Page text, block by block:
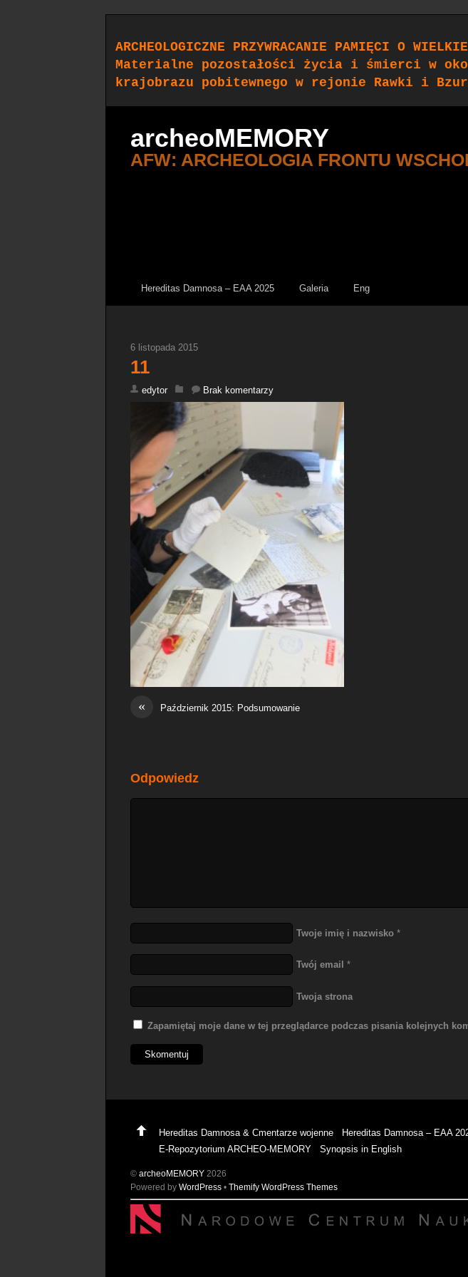
ARCHEOLOGICZNE PRZYWRACANIE PAMIĘCI O
Materialne pozostałości życia i śmierci w
krajobrazu pobitewnego w rejonie Rawki i
archeoMEMORY
AFW: ARCHEOLOGIA FRONTU
Hereditas Damnosa – EAA 2025 Galeria Eng
6 listopada 2015
11
edytor Brak komentarzy
« Październik 2015: Podsumowanie
Odpowiedz
Twoje imię i nazwisko *
Twój email *
Twoja strona
Zapamiętaj moje dane w tej przeglądarce podczas pisania kolejnych
Hereditas Damnosa & Cmentarze wojenne Hereditas Damnosa – EAA
E-Repozytorium ARCHEO-MEMORY
Synopsis in English
© archeoMEMORY 2026
Powered by WordPress • Themify WordPress Themes